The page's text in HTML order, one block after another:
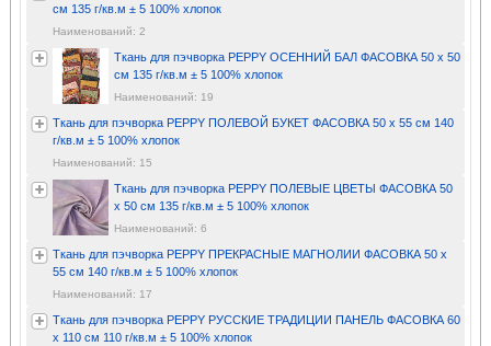
см 135 г/кв.м ± 5 100% хлопок
Наименований: 2
Ткань для пэчворка PEPPY ОСЕННИЙ БАЛ ФАСОВКА 50 x 50
см 135 г/кв.м ± 5 100% хлопок
Наименований: 19
Ткань для пэчворка PEPPY ПОЛЕВОЙ БУКЕТ ФАСОВКА 50 x 55 см 140
г/кв.м ± 5 100% хлопок
Наименований: 15
Ткань для пэчворка PEPPY ПОЛЕВЫЕ ЦВЕТЫ ФАСОВКА 50
x 50 см 135 г/кв.м ± 5 100% хлопок
Наименований: 6
Ткань для пэчворка PEPPY ПРЕКРАСНЫЕ МАГНОЛИИ ФАСОВКА 50 x
55 см 140 г/кв.м ± 5 100% хлопок
Наименований: 17
Ткань для пэчворка PEPPY РУССКИЕ ТРАДИЦИИ ПАНЕЛЬ ФАСОВКА 60
x 110 см 110 г/кв.м ± 5 100% хлопок